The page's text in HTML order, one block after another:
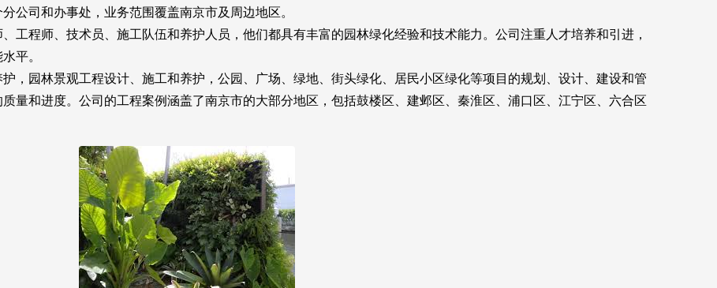
公司和办事处，业务范围覆盖南京市及周边地区。
工程师、技术员、施工队伍和养护人员，他们都具有丰富的园林绿化经验和技术能力。公司注重人才培养和引进，
平。
，园林景观工程设计、施工和养护，公园、广场、绿地、街头绿化、居民小区绿化等项目的规划、设计、建设和管
量和进度。公司的工程案例涵盖了南京市的大部分地区，包括鼓楼区、建邺区、秦淮区、浦口区、江宁区、六合区